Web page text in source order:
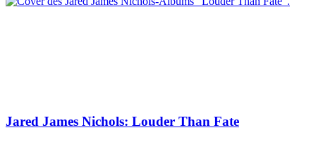
Jared James Nichols: Louder Than Fate